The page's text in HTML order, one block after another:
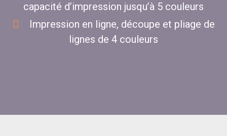
capacité d’impression jusqu’à 5 couleurs
Impression en ligne, découpe et pliage de
lignes de 4 couleurs